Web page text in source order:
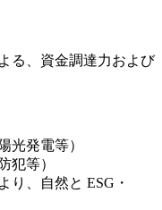
る、資金調達力および
光発電等）
犯等）
り、自然と ESG・